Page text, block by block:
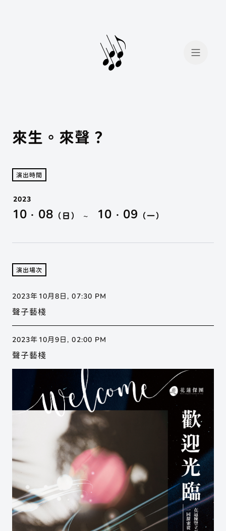
來生。來聲？
演出時間
2023
10 · 08 （日） ~ 10 · 09 （一）
演出場次
2023年10月8日, 07:30 PM
聲子藝棧
2023年10月9日, 02:00 PM
聲子藝棧
我想找...
場地租借
手工烘豆
聲子樂集
關於聲子
Phonon Arts
Phonon Cafe
聲子樂集 Phonon Music
聲子藝棧 × 聲子咖啡
Instagram
Youtube
聲子樂集 Line 官方帳號
聲子藝棧 Line 官方帳號